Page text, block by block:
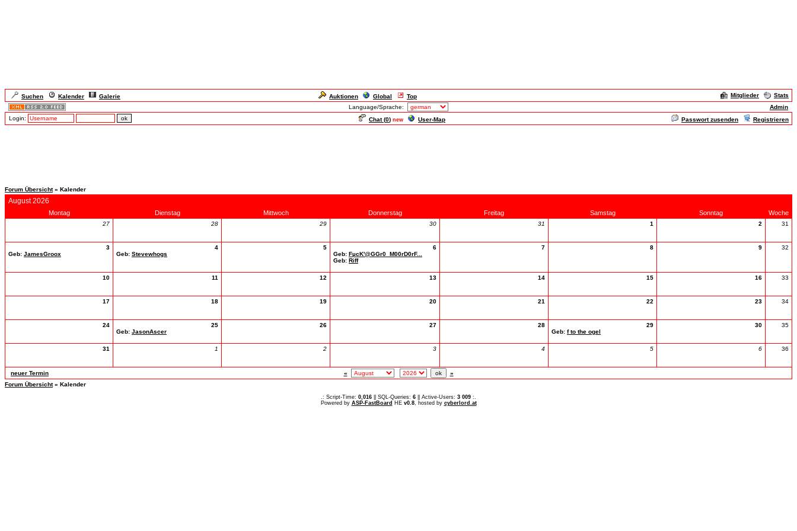
Suchen Kalender Galerie Auktionen Global Top Mitglieder
Stats
Language/Sprache:
Admin
Login:
Chat (0) new User-Map Passwort zusenden Registrieren
Forum Übersicht» Kalender
August 2026
Montag Dienstag Mittwoch Donnerstag Freitag Samstag Sonntag Woche
27 28 29 30 31 1 2 31
3
Geb: JamesGroox
4
Geb: Stevewhogs
5
6
Geb: FµcK'@GGr0_M00rD0rF...
Geb: Riff
7 8 9 32
10 11 12 13 14 15 16 33
17 18 19 20 21 22 23 34
24
25
Geb: JasonAscer
26 27 28
29
Geb: f to the ogel
30 35
31 1 2 3 4 5 6 36
neuer Termin «
»
Forum Übersicht» Kalender
.: Script-Time: 0,016 || SQL-Queries: 6 || Active-Users: 3 009 :.
Powered by ASP-FastBoard HE v0.8, hosted by cyberlord.at